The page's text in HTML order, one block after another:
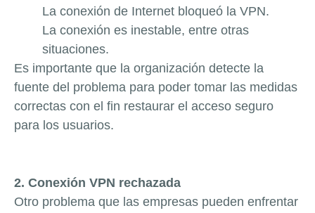
La conexión de Internet bloqueó la VPN.
La conexión es inestable, entre otras
situaciones.
Es importante que la organización detecte la
fuente del problema para poder tomar las medidas
correctas con el fin restaurar el acceso seguro
para los usuarios.
2. Conexión VPN rechazada
Otro problema que las empresas pueden enfrentar